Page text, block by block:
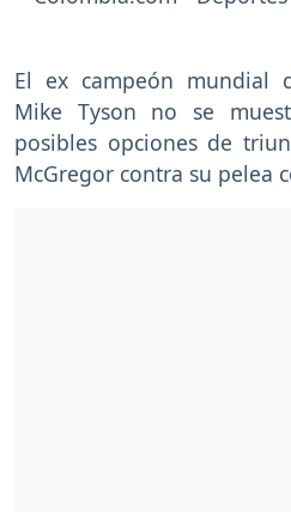
El ex campeón mundial
Mike Tyson no se
posibles opciones de
McGregor contra su pelea